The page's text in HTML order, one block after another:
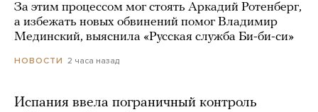
За этим процессом мог стоять Аркадий Ротенберг,
а избежать новых обвинений помог Владимир
Мединский, выяснила «Русская служба Би-би-си»
НОВОСТИ 2 часа назад
Испания ввела пограничный контроль